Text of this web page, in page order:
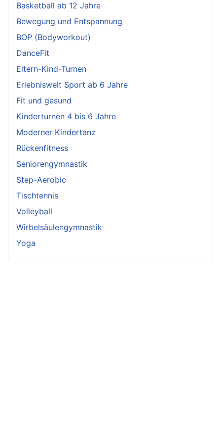
Basketball ab 12 Jahre
Bewegung und Entspannung
BOP (Bodyworkout)
DanceFit
Eltern-Kind-Turnen
Erlebniswelt Sport ab 6 Jahre
Fit und gesund
Kinderturnen 4 bis 6 Jahre
Moderner Kindertanz
Rückenfitness
Seniorengymnastik
Step-Aerobic
Tischtennis
Volleyball
Wirbelsäulengymnastik
Yoga